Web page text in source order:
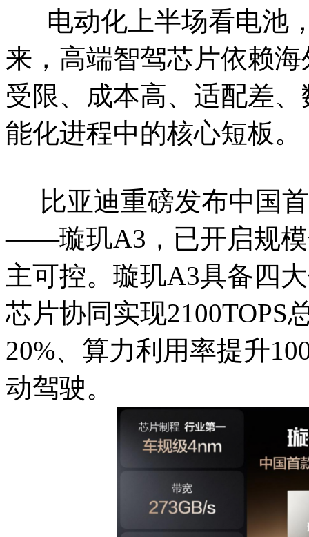
电动化上半场看电池
来，高端智驾芯片依赖
受限、成本高、适配差
能化进程中的核心短板。
比亚迪重磅发布中国首
——璇玑A3，已开启规模
主可控。璇玑A3具备四
芯片协同实现2100TOPS
20%、算力利用率提升
动驾驶。